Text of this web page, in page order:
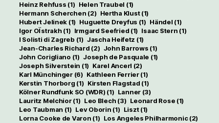
Heinz Rehfuss (1) Helen Traubel (1)
Hermann Scherchen (2) Hertha Klust(1)
Hubert Jelinek (1) Huguette Dreyfus (1) Händel (1)
Igor OÏstrakh (1) Irmgard Seefried (1) Isaac Stern (1)
I Solisti di Zagreb (1) Jascha Heifetz (1)
Jean-Charles Richard (2) John Barrows (1)
John Corigliano (1) Joseph de Pasquale (1)
Joseph Silverstein (1) Karel Ancerl (2)
Karl Münchinger(6) Kathleen Ferrier(1)
Kerstin Thorborg (1) Kirsten Flagstad (1)
Kölner Rundfunk SO (WDR) (1) Lanner (3)
Lauritz Melchior(1) Leo Blech (3) Leonard Rose (1)
Leo Taubman (1) Lev Oborin (1) Liszt(1)
Lorna Cooke de Varon (1) Los Angeles Philharmonic(2)